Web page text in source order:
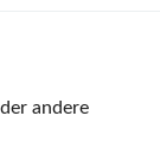
andere